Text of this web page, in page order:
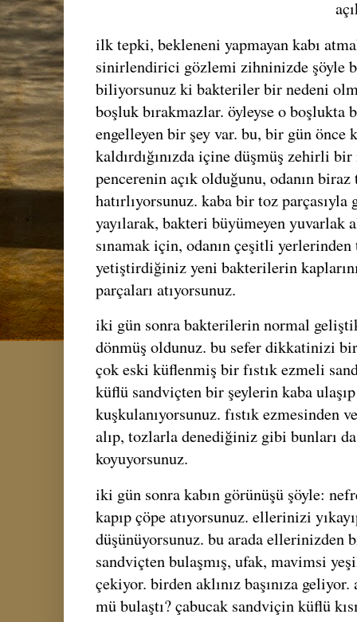
ilk tepki, bekleneni yapmayan kabı
sinirlendirici gözlemi zihninizde şöyle
biliyorsunuz ki bakteriler bir nedeni
boşluk bırakmazlar. öyleyse o boşlukta
engelleyen bir şey var. bu, bir gün önce
kaldırdığınızda içine düşmüş zehirli
pencerenin açık olduğunu, odanın
hatırlıyorsunuz. kaba bir toz
yayılarak, bakteri büyümeyen yuvarlak
sınamak için, odanın çeşitli
yetiştirdiğiniz yeni bakterilerin
parçaları atıyorsunuz.
iki gün sonra bakterilerin normal
dönmüş oldunuz. bu sefer dikkatinizi bir
çok eski küflenmiş bir fıstık ezmeli
küflü sandviçten bir şeylerin kaba
kuşkulanıyorsunuz. fıstık ezmesinden
alıp, tozlarla denediğiniz gibi bunları
koyuyorsunuz.
iki gün sonra kabın görünüşü şöyle:
kapıp çöpe atıyorsunuz. ellerinizi
düşünüyorsunuz. bu arada ellerinizden
sandviçten bulaşmış, ufak, mavimsi
çekiyor. birden aklınız başınıza
mü bulaştı? çabucak sandviçin küflü